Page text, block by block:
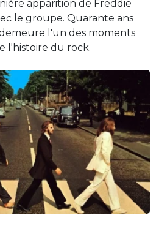
apparition de Freddie
le groupe. Quarante ans
l'un des moments
l'histoire du rock.